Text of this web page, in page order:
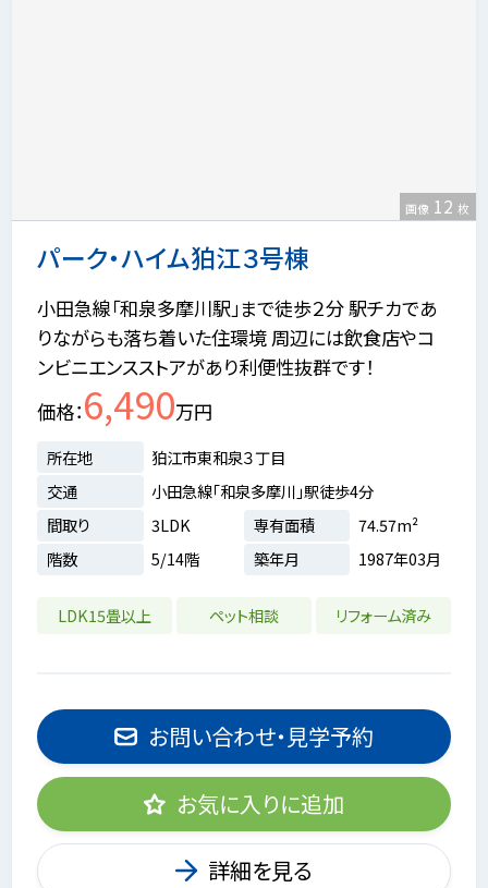
パーク・ハイム狛江３号棟
画像 12 枚
小田急線「和泉多摩川駅」まで徒歩２分 駅チカであ
りながらも落ち着いた住環境 周辺には飲食店やコ
ンビニエンスストアがあり利便性抜群です！
価格 6,490万円
所在地
狛江市東和泉３丁目
交通
小田急線「和泉多摩川」駅徒歩4分
間取り
3LDK 専有面積
74.57m²
階数
5/14階 築年月 1987年03月
LDK15畳以上 ペット相談 リフォーム済み
お問い合わせ・見学予約
お気に入りに追加
詳細を見る